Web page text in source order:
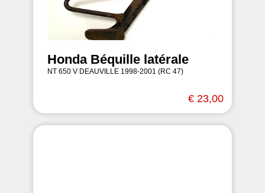
Honda Béquille latérale
NT 650 V DEAUVILLE 1998-2001 (RC 47)
€ 23,00